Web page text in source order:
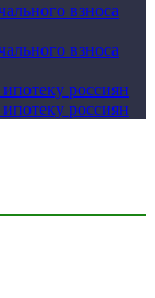
взноса
взноса
россиян
россиян